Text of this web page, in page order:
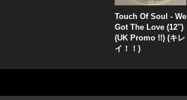
Touch Of Soul - We
Got The Love (12'')
(UK Promo !!) (キレ
イ！！)